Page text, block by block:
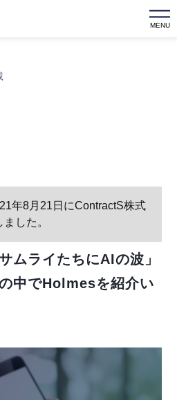
MENU
年8月21日にContractS株式
した。
ムライたちにAIの波」
中でHolmesを紹介い